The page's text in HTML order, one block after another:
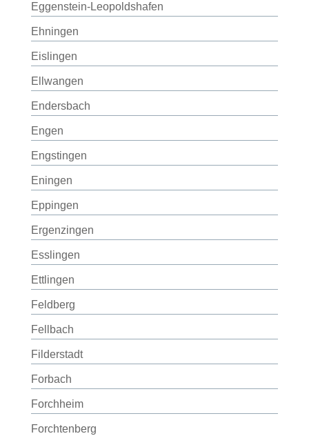
Eggenstein-Leopoldshafen
Ehningen
Eislingen
Ellwangen
Endersbach
Engen
Engstingen
Eningen
Eppingen
Ergenzingen
Esslingen
Ettlingen
Feldberg
Fellbach
Filderstadt
Forbach
Forchheim
Forchtenberg